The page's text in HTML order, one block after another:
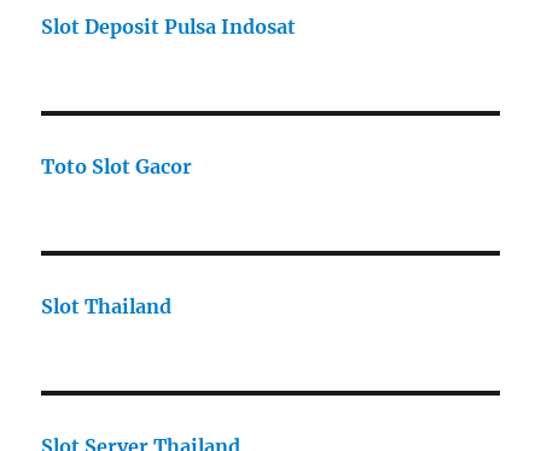
Slot Deposit Pulsa Indosat
Toto Slot Gacor
Slot Thailand